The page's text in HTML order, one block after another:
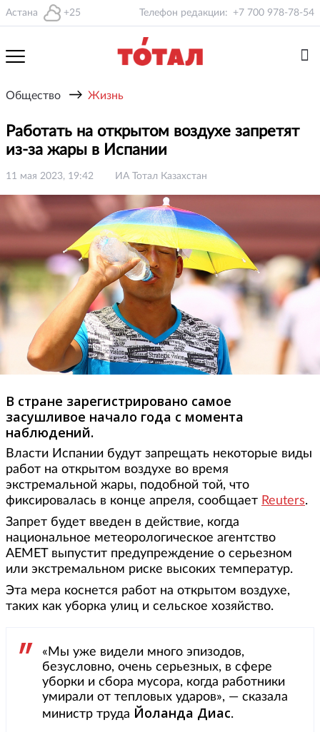
Астана +25 Телефон редакции: +7 700 978-78-54
Общество → Жизнь
Работать на открытом воздухе запретят
из-за жары в Испании
11 мая 2023, 19:42 ИА Тотал Казахстан
В стране зарегистрировано самое
засушливое начало года с момента
наблюдений.
Власти Испании будут запрещать некоторые виды
работ на открытом воздухе во время
экстремальной жары, подобной той, что
фиксировалась в конце апреля, сообщает Reuters.
Запрет будет введен в действие, когда
национальное метеорологическое агентство
AEMET выпустит предупреждение о серьезном
или экстремальном риске высоких температур.
Эта мера коснется работ на открытом воздухе,
таких как уборка улиц и сельское хозяйство.
«Мы уже видели много эпизодов,
безусловно, очень серьезных, в сфере
уборки и сбора мусора, когда работники
умирали от тепловых ударов», — сказала
министр труда Йоланда Диас.